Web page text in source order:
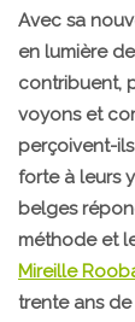
Avec sa
en lumière
contribuent,
voyons et
perçoivent-
forte à leurs
belges
méthode et
Mireille
trente ans